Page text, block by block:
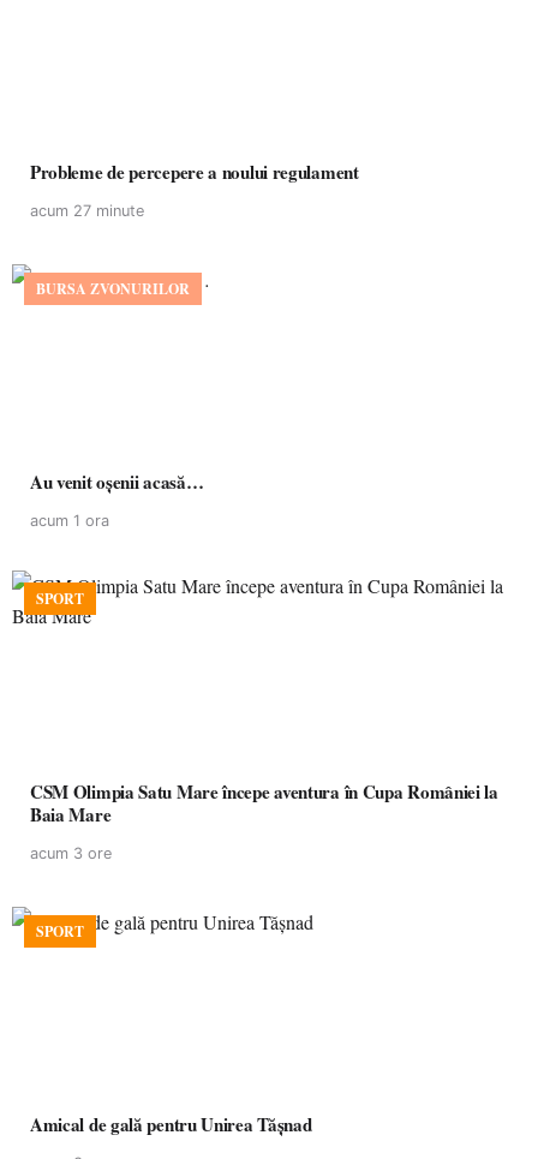
Probleme de percepere a noului regulament
acum 27 minute
BURSA ZVONURILOR
Au venit oșenii acasă…
acum 1 ora
SPORT
CSM Olimpia Satu Mare începe aventura în Cupa României la
Baia Mare
acum 3 ore
SPORT
Amical de gală pentru Unirea Tășnad